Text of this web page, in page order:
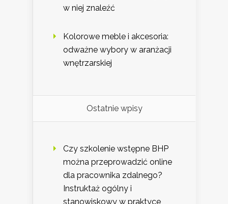
w niej znaleźć
Kolorowe meble i akcesoria:
odważne wybory w aranżacji
wnętrzarskiej
Ostatnie wpisy
Czy szkolenie wstępne BHP
można przeprowadzić online
dla pracownika zdalnego?
Instruktaż ogólny i
stanowiskowy w praktyce